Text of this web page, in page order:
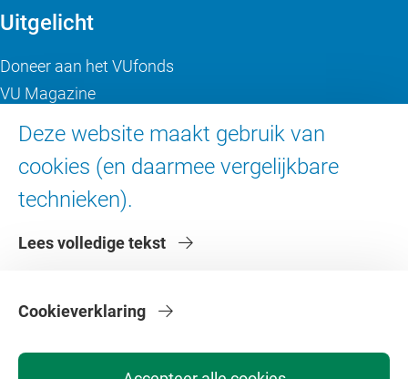
Deze website maakt gebruik van
cookies (en daarmee vergelijkbare
technieken).
Lees volledige tekst
Cookieverklaring
Uitgelicht
Doneer aan het VUfonds
VU Magazine
Over de VU
Contact en route
Faculteiten